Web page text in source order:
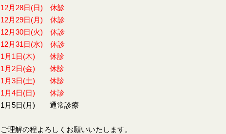
12月28日(日) 休診
12月29日(月) 休診
12月30日(火) 休診
12月31日(水) 休診
1月1日(木) 休診
1月2日(金) 休診
1月3日(土) 休診
1月4日(日) 休診
1月5日(月) 通常診療
ご理解の程よろしくお願いいたします。